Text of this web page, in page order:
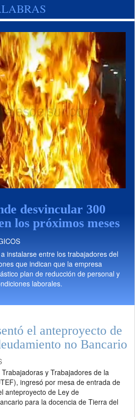
desvincular 300
los próximos meses
instalarse entre los trabajadores del
que indican que la empresa
plan de reducción de personal y
laborales.
el anteproyecto de
no Bancario
y Trabajadores de la
ingresó por mesa de entrada de
anteproyecto de Ley de
para la docencia de Tierra del